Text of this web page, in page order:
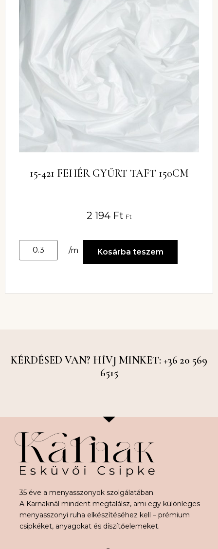
15-421 FEHÉR GYŰRT TAFT 150CM
2 194 Ft Ft
/m Kosárba teszem
KÉRDÉSED VAN? HÍVJ MINKET: +36 20 569
6515
35 éve a menyasszonyok szolgálatában.
A Karnaknál mindent megtalálsz, ami egy különleges
menyasszonyi ruha elkészítéséhez kell – prémium
csipkéket, anyagokat és díszítőelemeket.